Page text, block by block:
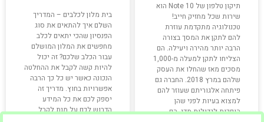
תיקון טלפון של Note 10 הוא
שירות שכל מחזיק חייב!
טכנולוגיה מתקדמת עוזרת
להם לתקן את המסך בצורה
הרבה יותר מהירה ויעילה. הם
הצליחו לתקן למעלה מ-1,000
מסכים מאז שהחלו את העסק
שלהם במרץ 2018. החברה גם
פיתחה אלגוריתם שעוזר להם
למצוא בעיות לפני שהן
הופכות לגדולות מדי. הם
בית מלון לכלבים – המדריך
השלם איך להתאים את סוג
הפנסיון שהכי יתאים לכלב
מחפשים את המלון המושלם
עבור הכלב שלכם? זה יכול
להיות קשה לקבל את ההחלטה
הנכונה כאשר יש כל כך הרבה
אפשרויות בחוץ. מדריך זה
יספק לכם את כל המידע
הדרוש לכם על מנת לקבל